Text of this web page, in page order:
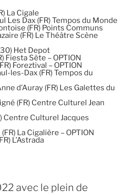
La Cigale
Les Dax (FR) Tempos du Monde
(FR) Points Communs
(FR) Le Théâtre Scène
Het Depot
Fiesta Sète – OPTION
Foreztival – OPTION
les-Dax (FR) Tempos du
d’Auray (FR) Les Galettes du
(FR) Centre Culturel Jean
Centre Culturel Jacques
La Cigalière – OPTION
L’Astrada
avec le plein de